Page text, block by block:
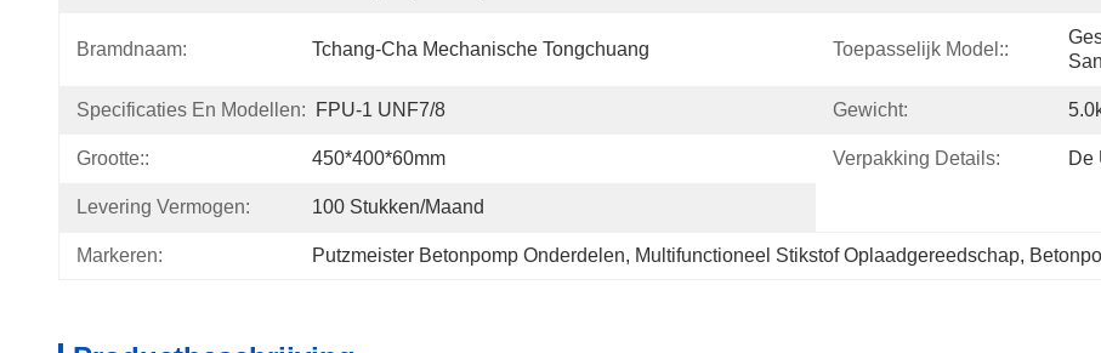
Bramdnaam: Tchang-Cha Mechanische Tongchuang Toepasselijk Model::
Specificaties En Modellen: FPU-1 UNF7/8 Gewicht:
Grootte:: 450*400*60mm Verpakking Details: De
Levering Vermogen: 100 Stukken/Maand
Markeren: Putzmeister Betonpomp Onderdelen, Multifunctioneel Stikstof Oplaadgereedschap,